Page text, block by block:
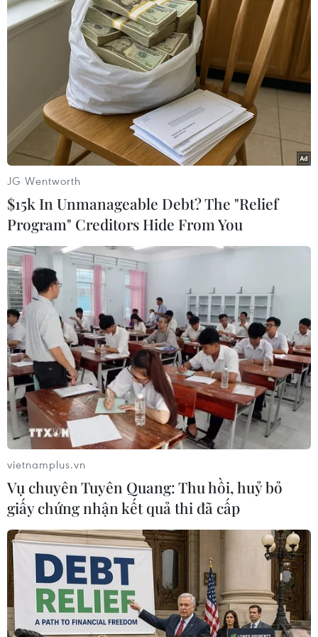
học tập tại Hong Kong./.
(TTXVN/Vietnam+)
#Chủ tịch Hồ Chí Minh
#Hội Sinh viên Việt Nam
#Nhà tù Victoria
#Đảng Cộng sản Việt Nam
#Tìm đường cứu nước
Hongkong
Theo dõi VietnamPlus
TIN LIÊN QUAN
JG Wentworth
$15k In Unmanageable Debt? The "Relief
Program" Creditors Hide From You
vietnamplus.vn
Vụ chuyên Tuyên Quang: Thu hồi, huỷ bỏ
giấy chứng nhận kết quả thi đã cấp